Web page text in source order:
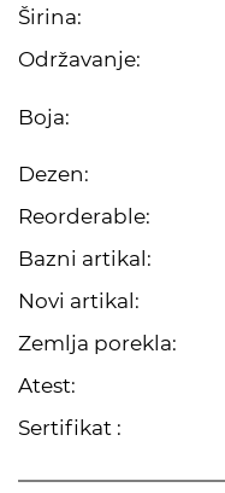
Širina:
Održavanje:
Boja:
Dezen:
Reorderable:
Bazni artikal:
Novi artikal:
Zemlja porekla:
Atest:
Sertifikat :